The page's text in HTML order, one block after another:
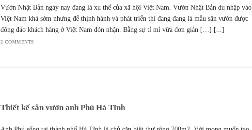
Vườn Nhật Bản ngày nay đang là xu thế của xã hội Việt Nam. Vườn Nhật Bản du nhập vào
Việt Nam khá sớm nhưng để thịnh hành và phát triển thì đang đang là mẫu sân vườn được
đông đảo khách hàng ở Việt Nam đón nhận. Bằng sự tỉ mỉ vừa đơn giản […] [...]
2 COMMENTS
Thiết kế sân vườn anh Phú Hà Tĩnh